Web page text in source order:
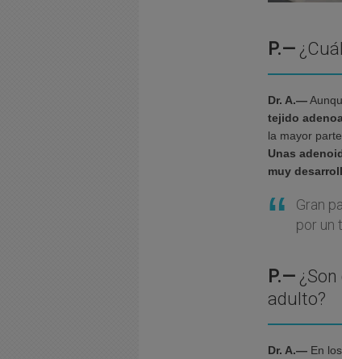
P.—
Dr. A.—
tejido
la mayor
Unas
muy
Gran
por un
P.—
adulto?
Dr. A.— En